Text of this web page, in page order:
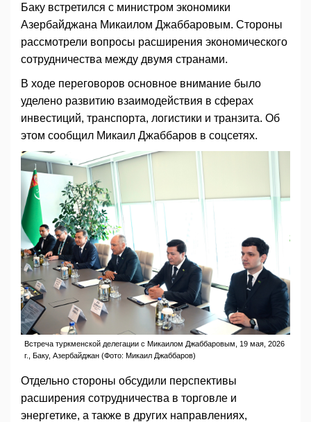
Баку встретился с министром экономики
Азербайджана Микаилом Джаббаровым. Стороны
рассмотрели вопросы расширения экономического
сотрудничества между двумя странами.
В ходе переговоров основное внимание было
уделено развитию взаимодействия в сферах
инвестиций, транспорта, логистики и транзита. Об
этом сообщил Микаил Джаббаров в соцсетях.
Встреча туркменской делегации с Микаилом Джаббаровым, 19 мая, 2026
г., Баку, Азербайджан (Фото: Микаил Джаббаров)
Отдельно стороны обсудили перспективы
расширения сотрудничества в торговле и
энергетике, а также в других направлениях,